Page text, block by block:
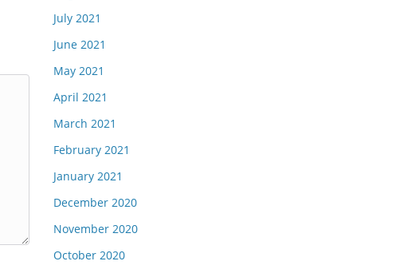
July 2021
June 2021
May 2021
April 2021
March 2021
February 2021
January 2021
December 2020
November 2020
October 2020